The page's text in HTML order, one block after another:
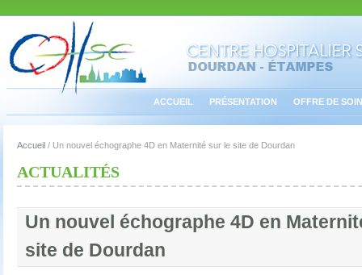
ACCUEIL PRÉSENTATION OFFRE DE
Accueil / Un nouvel échographe 4D en Maternité sur le site de Dourdan
ACTUALITÉS
Un nouvel échographe 4D en
site de Dourdan